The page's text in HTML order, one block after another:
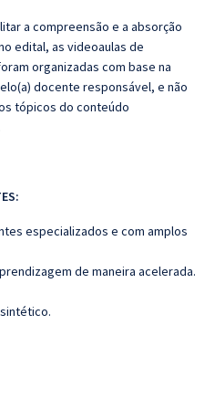
a compreensão e a absorção
edital, as videoaulas de
organizadas com base na
docente responsável, e não
tópicos do conteúdo
especializados e com amplos
de maneira acelerada.